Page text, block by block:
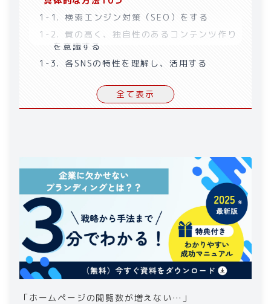
1-1 .
検索エンジン対策（SEO）をする
1-2 .
質の高く、独自性のあるコンテンツ作り
を意識する
1-3 .
各SNSの特性を理解し、活用する
広告を使う
ターゲットオーディエンスを明確にする
1-10. ホームページのデザインを読みやす
く、整理されたものにする
2.
まとめ｜効果的な戦略でホームページを沢山
の人に見てもらおう
全て表示
「ホームページの閲覧数が増えない…」